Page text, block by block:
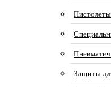
Пистолеты
Защиты